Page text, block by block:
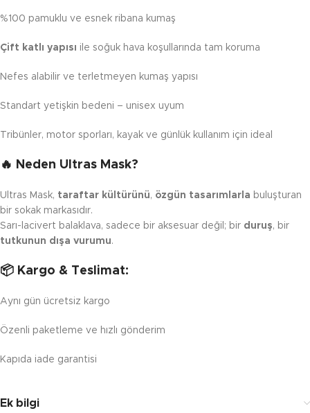
%100 pamuklu ve esnek ribana kumaş
Çift katlı yapısı ile soğuk hava koşullarında tam koruma
Nefes alabilir ve terletmeyen kumaş yapısı
Standart yetişkin bedeni – unisex uyum
Tribünler, motor sporları, kayak ve günlük kullanım için ideal
🔥 Neden Ultras Mask?
Ultras Mask, taraftar kültürünü, özgün tasarımlarla buluşturan
bir sokak markasıdır.
Sarı-lacivert balaklava, sadece bir aksesuar değil; bir duruş, bir
tutkunun dışa vurumu.
📦 Kargo & Teslimat:
Aynı gün ücretsiz kargo
Özenli paketleme ve hızlı gönderim
Kapıda iade garantisi
Ek bilgi